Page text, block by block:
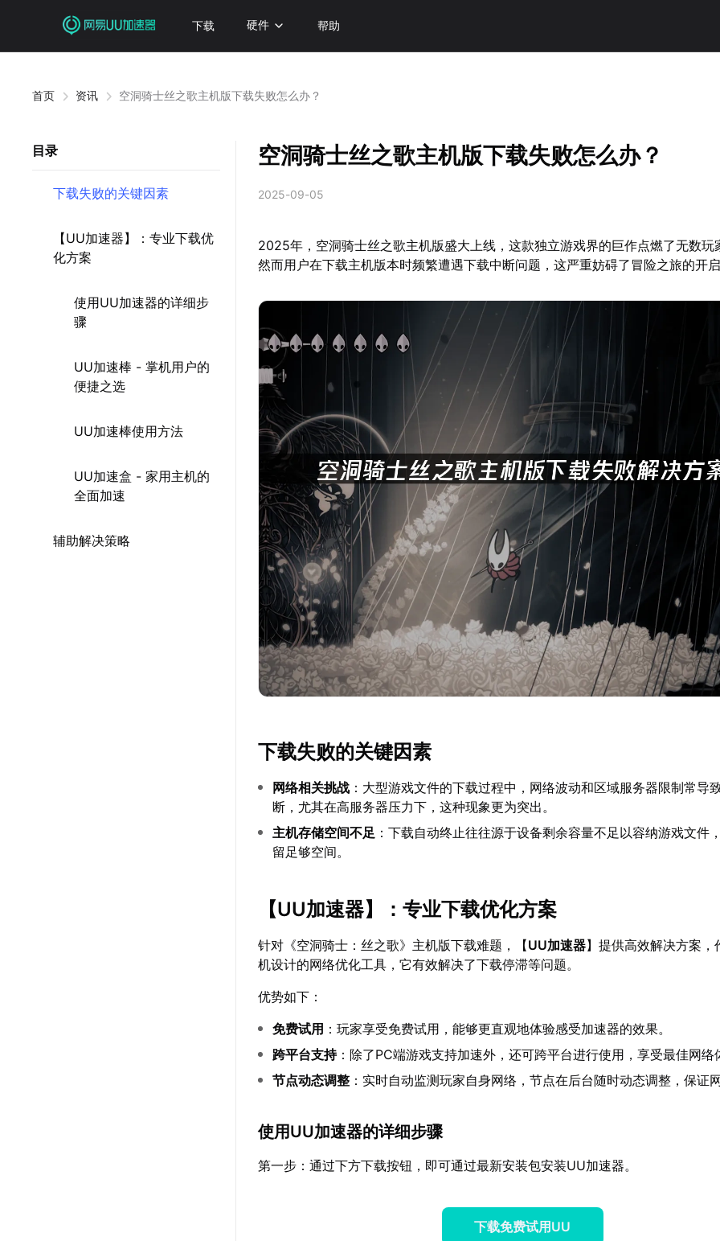
下载 硬件 帮助
首页 资讯 空洞骑士丝之歌主机版下载失败怎么办？
目录
下载失败的关键因素
【UU加速器】：专业下载优
化方案
使用UU加速器的详细步
骤
UU加速棒 - 掌机用户的
便捷之选
UU加速棒使用方法
UU加速盒 - 家用主机的
全面加速
辅助解决策略
空洞骑士丝之歌主机版下载失败怎么办？
2025-09-05
2025年，空洞骑士丝之歌主机版盛大上线，这款独立游戏界的巨作点燃了无数玩
然而用户在下载主机版本时频繁遭遇下载中断问题，这严重妨碍了冒险之旅的开
下载失败的关键因素
网络相关挑战 ：大型游戏文件的下载过程中，网络波动和区域服务器限制常导
断，尤其在高服务器压力下，这种现象更为突出。
主机存储空间不足 ：下载自动终止往往源于设备剩余容量不足以容纳游戏文件
留足够空间。
【UU加速器】：专业下载优化方案
针对《空洞骑士：丝之歌》主机版下载难题，【UU加速器】提供高效解决方案，
机设计的网络优化工具，它有效解决了下载停滞等问题。
优势如下：
免费试用 ：玩家享受免费试用，能够更直观地体验感受加速器的效果。
跨平台支持：除了PC端游戏支持加速外，还可跨平台进行使用，享受最佳网络
节点动态调整 ：实时自动监测玩家自身网络，节点在后台随时动态调整，保证
使用UU加速器的详细步骤
第一步：通过下方下载按钮，即可通过最新安装包安装UU加速器。
下载免费试用UU